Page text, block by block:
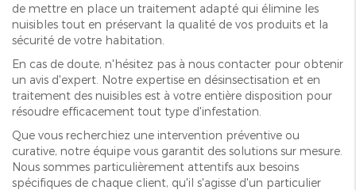
de mettre en place un traitement adapté qui élimine les
nuisibles tout en préservant la qualité de vos produits et la
sécurité de votre habitation.
En cas de doute, n'hésitez pas à nous contacter pour obtenir
un avis d'expert. Notre expertise en désinsectisation et en
traitement des nuisibles est à votre entière disposition pour
résoudre efficacement tout type d'infestation.
Que vous recherchiez une intervention préventive ou
curative, notre équipe vous garantit des solutions sur mesure.
Nous sommes particulièrement attentifs aux besoins
spécifiques de chaque client, qu'il s'agisse d'un particulier